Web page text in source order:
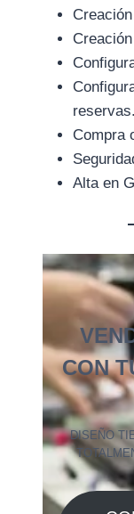
reservas.
Compra
Alta en
CON
DISEÑO